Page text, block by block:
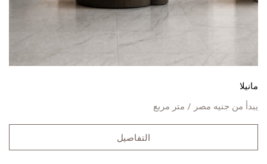
مانيلا
يبدأ من جنيه مصر / متر مربع
التفاصيل